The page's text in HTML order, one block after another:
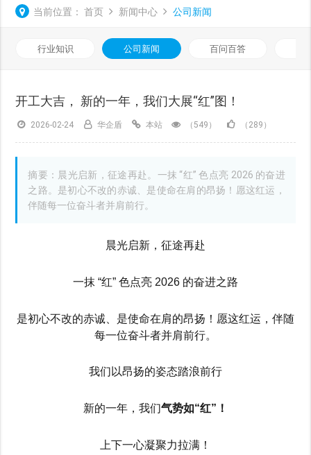
当前位置： 首页 新闻中心 公司新闻
行业知识 公司新闻 百问百答
开工大吉， 新的一年，我们大展“红”图！
2026-02-24 华企盾 本站 （549） （289）
摘要：晨光启新，征途再赴。一抹 “红” 色点亮 2026 的奋进
之路。是初心不改的赤诚、是使命在肩的昂扬！愿这红运，
伴随每一位奋斗者并肩前行。
晨光启新，征途再赴
一抹 “红” 色点亮 2026 的奋进之路
是初心不改的赤诚、是使命在肩的昂扬！愿这红运，伴随
每一位奋斗者并肩前行。
我们以昂扬的姿态踏浪前行
新的一年，我们气势如“红”！
上下一心凝聚力拉满！